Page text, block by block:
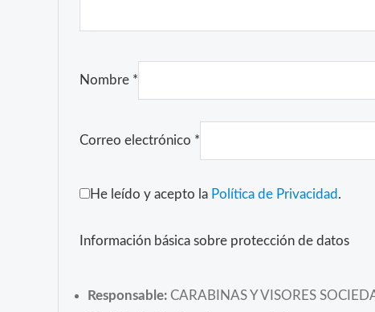
Nombre *
Correo electrónico *
He leído y acepto la Política de Privacidad .
Información básica sobre protección de datos
Responsable:CARABINAS Y VISORES